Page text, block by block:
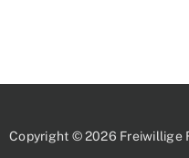
Copyright © 2026 Freiwillige